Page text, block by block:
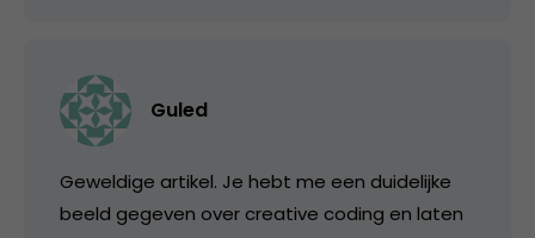
Guled
Geweldige artikel. Je hebt me een duidelijke
beeld gegeven over creative coding en laten